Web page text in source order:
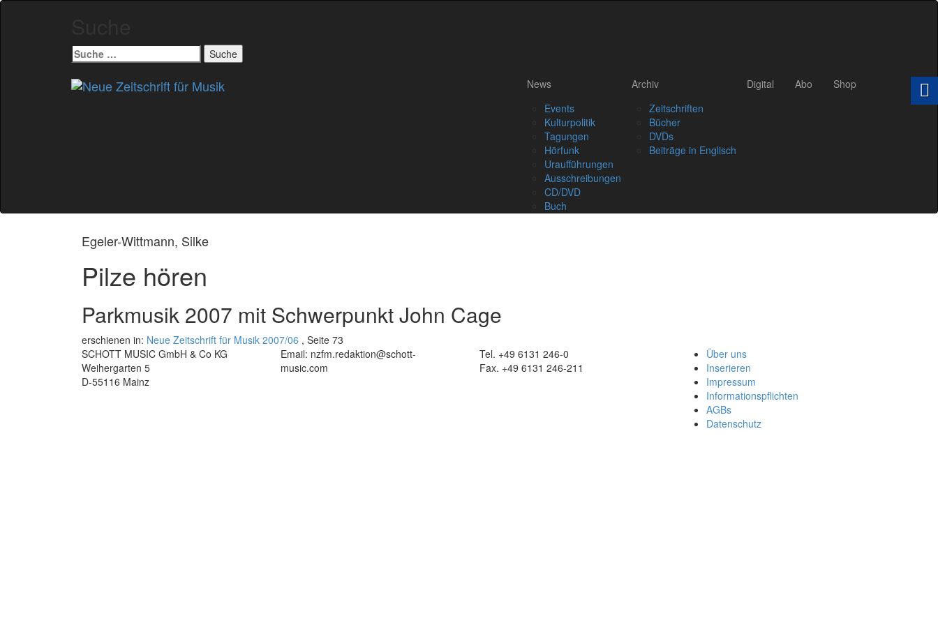
Suche
nach:
News
Events
Kulturpolitik
Tagungen
Hörfunk
Uraufführungen
Ausschreibungen
CD/DVD
Buch
Archiv
Zeitschriften
Bücher
DVDs
Beiträge in Englisch
Digital Abo Shop
Egeler-Wittmann, Silke
Pilze hören
Parkmusik 2007 mit Schwerpunkt John Cage
erschienen in: Neue Zeitschrift für Musik 2007/06 , Seite 73
SCHOTT MUSIC GmbH & Co KG
Weihergarten 5
D-55116 Mainz
Email: nzfm.redaktion@schott-
music.com
Tel. +49 6131 246-0
Fax. +49 6131 246-211
Über uns
Inserieren
Impressum
Informationspflichten
AGBs
Datenschutz